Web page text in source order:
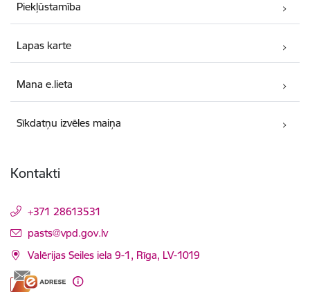
Piekļūstamība
Lapas karte
Mana e.lieta
Sīkdatņu izvēles maiņa
Kontakti
+371 28613531
E-pasts:
pasts@vpd.gov.lv
Valērijas Seiles iela 9-1, Rīga, LV-1019